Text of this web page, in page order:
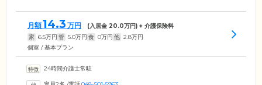
月額14.3 万円 (入居金 20.0万円) + 介護保険料
家 6.5万円 管 5.0万円 食 0万円 他 2.8万円
個室 / 基本プラン
24時間介護士常駐